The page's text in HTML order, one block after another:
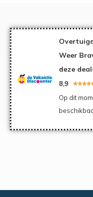
Weer
deze
8,9 
Op dit